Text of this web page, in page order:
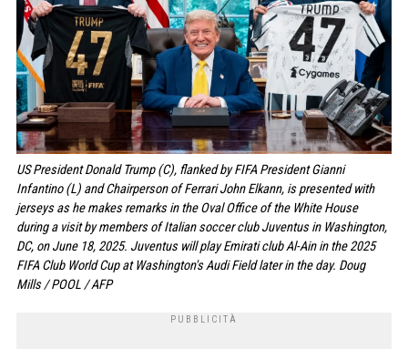
US President Donald Trump (C), flanked by FIFA President Gianni
Infantino (L) and Chairperson of Ferrari John Elkann, is presented with
jerseys as he makes remarks in the Oval Office of the White House
during a visit by members of Italian soccer club Juventus in Washington,
DC, on June 18, 2025. Juventus will play Emirati club Al-Ain in the 2025
FIFA Club World Cup at Washington's Audi Field later in the day. Doug
Mills / POOL / AFP